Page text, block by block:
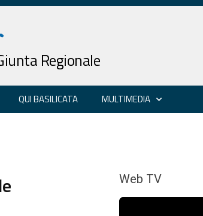
Regionale
QUI BASILICATA MULTIMEDIA
Web TV